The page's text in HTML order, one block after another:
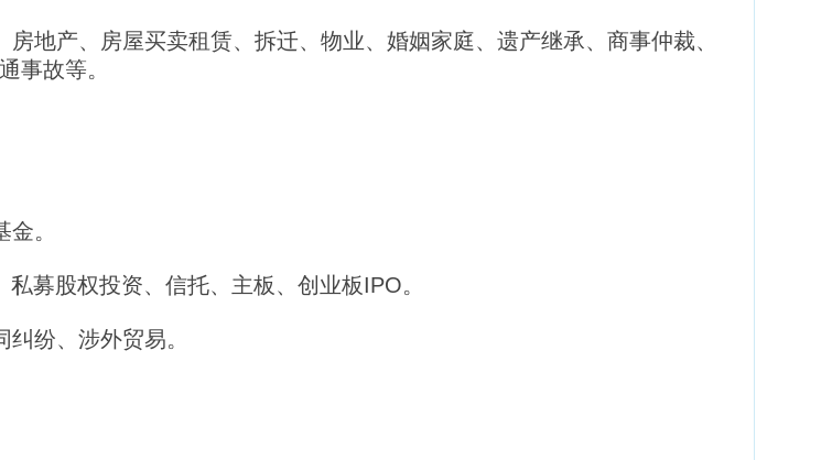
房地产、房屋买卖租赁、拆迁、物业、婚姻家庭、遗产继承、商事仲裁、
事故等。
。
私募股权投资、信托、主板、创业板IPO。
纷、涉外贸易。